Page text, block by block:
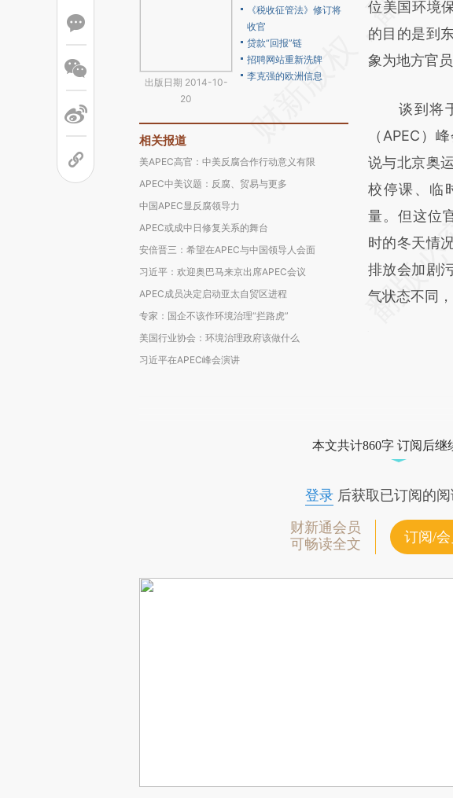
出版日期 2014-10-
20
《税收征管法》修订将
收官
贷款“回报”链
招聘网站重新洗牌
李克强的欧洲信息
相关报道
美APEC高官：中美反腐合作行动意义有限
APEC中美议题：反腐、贸易与更多
中国APEC显反腐领导力
APEC或成中日修复关系的舞台
安倍晋三：希望在APEC与中国领导人会面
习近平：欢迎奥巴马来京出席APEC会议
APEC成员决定启动亚太自贸区进程
专家：国企不该作环境治理“拦路虎”
美国行业协会：环境治理政府该做什么
习近平在APEC峰会演讲
(https://
成，可能与
新观点和立
位美国环境
的目的是到
象为地方官
谈到将于
（APEC）
说与北京奥
校停课、临
量。但这位
时的冬天情
排放会加剧
气状态不同
本文共计860字 订阅后继
登录后获取已订阅的阅
财新通会员
可畅读全文
订阅/